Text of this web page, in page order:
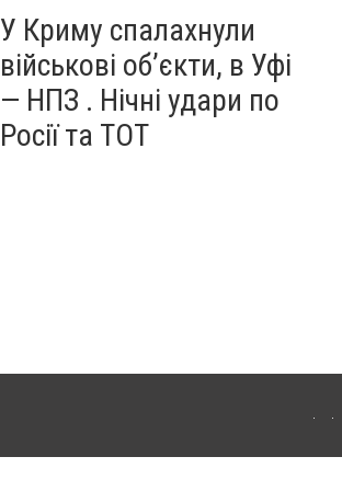
У Криму спалахнули
військові об’єкти, в Уфі
— НПЗ . Нічні удари по
Росії та ТОТ